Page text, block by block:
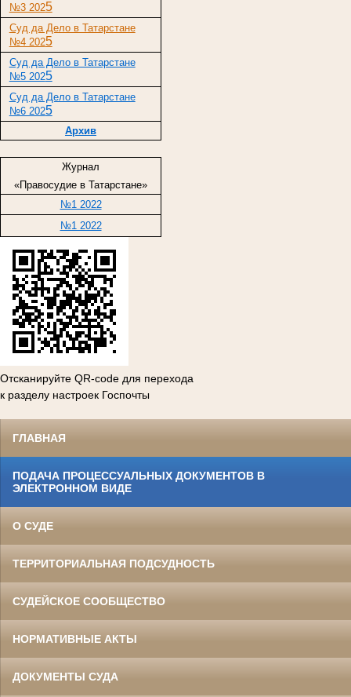
№3 2025
Суд да Дело в Татарстане
№4 2025
Суд да Дело в Татарстане
№5 2025
Суд да Дело в Татарстане
№6 2025
Архив
Журнал
«Правосудие в Татарстане»
№1 2022
№1 2022
Отсканируйте QR-code для перехода
к разделу настроек Госпочты
ГЛАВНАЯ
ПОДАЧА ПРОЦЕССУАЛЬНЫХ ДОКУМЕНТОВ В
ЭЛЕКТРОННОМ ВИДЕ
О СУДЕ
ТЕРРИТОРИАЛЬНАЯ ПОДСУДНОСТЬ
СУДЕЙСКОЕ СООБЩЕСТВО
НОРМАТИВНЫЕ АКТЫ
ДОКУМЕНТЫ СУДА